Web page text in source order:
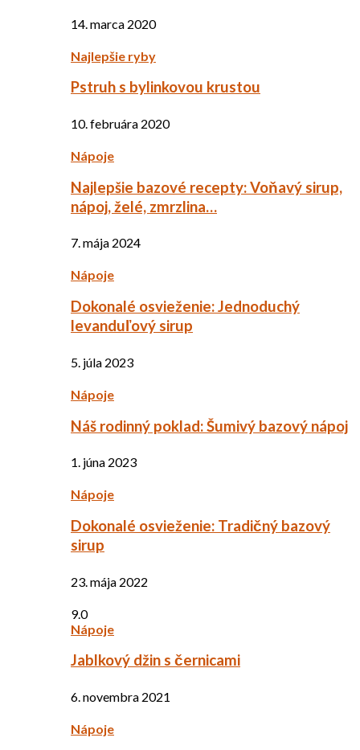
14. marca 2020
Najlepšie ryby
Pstruh s bylinkovou krustou
10. februára 2020
Nápoje
Najlepšie bazové recepty: Voňavý sirup,
nápoj, želé, zmrzlina…
7. mája 2024
Nápoje
Dokonalé osvieženie: Jednoduchý
levanduľový sirup
5. júla 2023
Nápoje
Náš rodinný poklad: Šumivý bazový nápoj
1. júna 2023
Nápoje
Dokonalé osvieženie: Tradičný bazový
sirup
23. mája 2022
9.0
Nápoje
Jablkový džin s černicami
6. novembra 2021
Nápoje